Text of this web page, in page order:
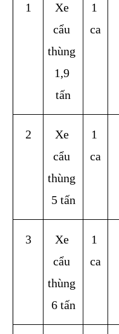
1
Xe
cẩu
thùng
1,9
tấn
1
ca
2
Xe
cẩu
thùng
5 tấn
1
ca
3
Xe
cẩu
thùng
6 tấn
1
ca